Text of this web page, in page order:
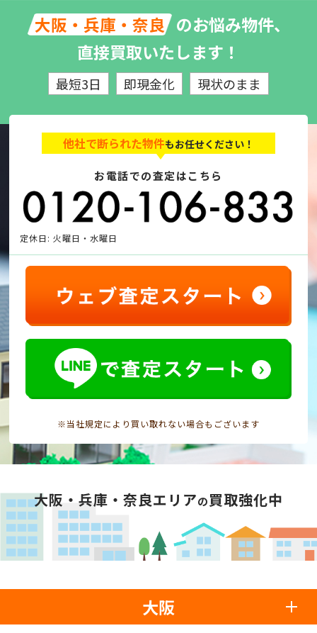
大阪・兵庫・奈良 のお悩み物件、
直接買取いたします！
最短3日 即現金化 現状のまま
他社で断られた物件もお任せください！
お電話での査定はこちら
定休日: 火曜日・水曜日
※当社規定により買い取れない場合もございます
大阪・兵庫・奈良エリアの買取強化中
大阪